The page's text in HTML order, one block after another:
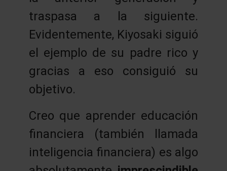
traspasa a la siguiente.
Evidentemente, Kiyosaki siguió
el ejemplo de su padre rico y
gracias a eso consiguió su
objetivo.
Creo que aprender educación
financiera (también llamada
inteligencia financiera) es algo